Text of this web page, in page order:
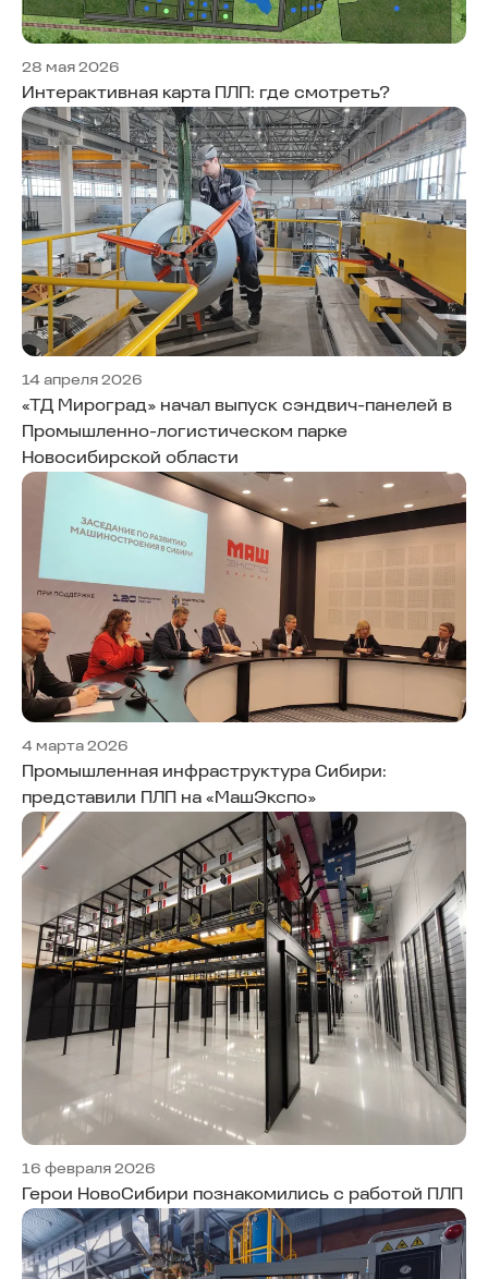
28 мая 2026
Интерактивная карта ПЛП: где смотреть?
14 апреля 2026
«ТД Мироград» начал выпуск сэндвич-панелей в
Промышленно-логистическом парке
Новосибирской области
4 марта 2026
Промышленная инфраструктура Сибири:
представили ПЛП на «МашЭкспо»
16 февраля 2026
Герои НовоСибири познакомились с работой ПЛП